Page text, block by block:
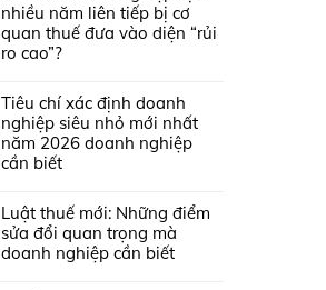
nhiều năm liên tiếp bị cơ
quan thuế đưa vào diện “rủi
ro cao”?
Tiêu chí xác định doanh
nghiệp siêu nhỏ mới nhất
năm 2026 doanh nghiệp
cần biết
Luật thuế mới: Những điểm
sửa đổi quan trọng mà
doanh nghiệp cần biết